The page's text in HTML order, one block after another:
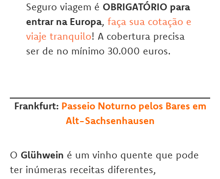
Seguro viagem é OBRIGATÓRIO para
entrar na Europa, faça sua cotação e
viaje tranquilo! A cobertura precisa
ser de no mínimo 30.000 euros.
Frankfurt: Passeio Noturno pelos Bares em
Alt-Sachsenhausen
O Glühwein é um vinho quente que pode
ter inúmeras receitas diferentes,